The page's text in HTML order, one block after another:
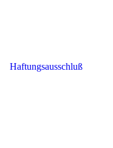
Haftungsausschluß